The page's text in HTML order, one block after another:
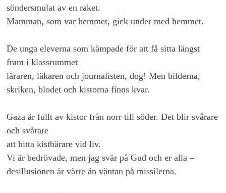
söndersmulat av en raket.
Mamman, som var hemmet, gick under med hemmet.
De unga eleverna som kämpade för att få sitta längst
fram i klassrummet
läraren, läkaren och journalisten, dog! Men bilderna,
skriken, blodet och kistorna finns kvar.
Gaza är fullt av kistor från norr till söder. Det blir svårare
och svårare
att hitta kistbärare vid liv.
Vi är bedrövade, men jag svär på Gud och er alla –
desillusionen är värre än väntan på missilerna.